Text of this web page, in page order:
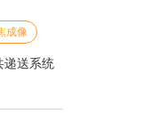
成像
递送系统